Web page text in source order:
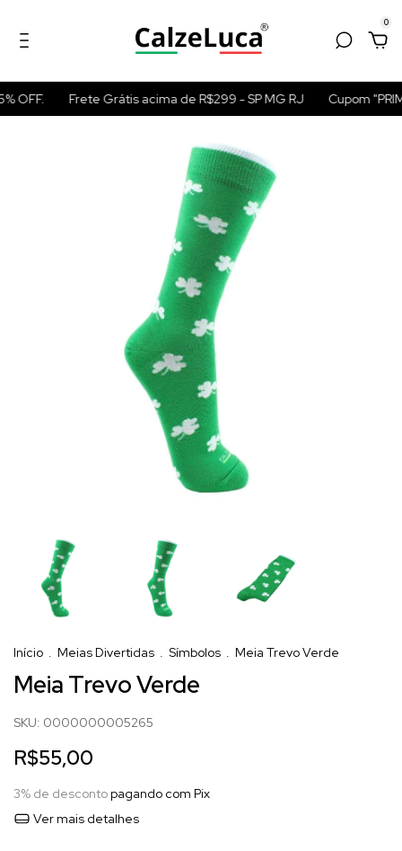
0
OFF. Frete Grátis acima de R$299 - SP MG RJ Cupom
Início . Meias Divertidas . Símbolos . Meia Trevo Verde
Meia Trevo Verde
SKU: 0000000005265
R$55,00
3% de descontopagando com Pix
Ver mais detalhes